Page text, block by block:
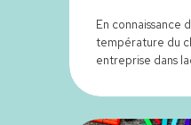
En connaissance
température du
entreprise dans